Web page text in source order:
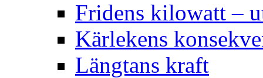
Fridens kilowatt –
Kärlekens
Längtans kraft